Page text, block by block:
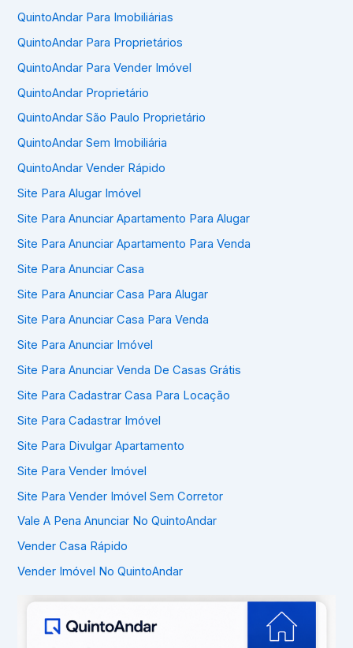
QuintoAndar Para Imobiliárias
QuintoAndar Para Proprietários
QuintoAndar Para Vender Imóvel
QuintoAndar Proprietário
QuintoAndar São Paulo Proprietário
QuintoAndar Sem Imobiliária
QuintoAndar Vender Rápido
Site Para Alugar Imóvel
Site Para Anunciar Apartamento Para Alugar
Site Para Anunciar Apartamento Para Venda
Site Para Anunciar Casa
Site Para Anunciar Casa Para Alugar
Site Para Anunciar Casa Para Venda
Site Para Anunciar Imóvel
Site Para Anunciar Venda De Casas Grátis
Site Para Cadastrar Casa Para Locação
Site Para Cadastrar Imóvel
Site Para Divulgar Apartamento
Site Para Vender Imóvel
Site Para Vender Imóvel Sem Corretor
Vale A Pena Anunciar No QuintoAndar
Vender Casa Rápido
Vender Imóvel No QuintoAndar